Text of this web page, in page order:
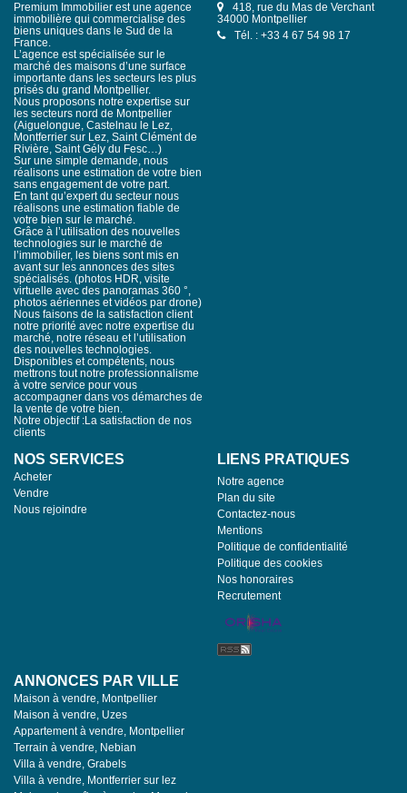
Premium Immobilier est une agence
immobilière qui commercialise des
biens uniques dans le Sud de la
France.
L’agence est spécialisée sur le
marché des maisons d’une surface
importante dans les secteurs les plus
prisés du grand Montpellier.
Nous proposons notre expertise sur
les secteurs nord de Montpellier
(Aiguelongue, Castelnau le Lez,
Montferrier sur Lez, Saint Clément de
Rivière, Saint Gély du Fesc…)
Sur une simple demande, nous
réalisons une estimation de votre bien
sans engagement de votre part.
En tant qu’expert du secteur nous
réalisons une estimation fiable de
votre bien sur le marché.
Grâce à l’utilisation des nouvelles
technologies sur le marché de
l’immobilier, les biens sont mis en
avant sur les annonces des sites
spécialisés. (photos HDR, visite
virtuelle avec des panoramas 360 °,
photos aériennes et vidéos par drone)
Nous faisons de la satisfaction client
notre priorité avec notre expertise du
marché, notre réseau et l’utilisation
des nouvelles technologies.
Disponibles et compétents, nous
mettrons tout notre professionnalisme
à votre service pour vous
accompagner dans vos démarches de
la vente de votre bien.
Notre objectif :La satisfaction de nos
clients
418, rue du Mas de Verchant
34000 Montpellier
Tél. : +33 4 67 54 98 17
NOS SERVICES
Acheter
Vendre
Nous rejoindre
LIENS PRATIQUES
Notre agence
Plan du site
Contactez-nous
Mentions
Politique de confidentialité
Politique des cookies
Nos honoraires
Recrutement
ANNONCES PAR VILLE
Maison à vendre, Montpellier
Maison à vendre, Uzes
Appartement à vendre, Montpellier
Terrain à vendre, Nebian
Villa à vendre, Grabels
Villa à vendre, Montferrier sur lez